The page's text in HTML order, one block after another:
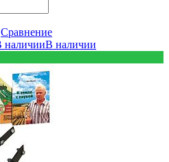
Сравнение
В наличии